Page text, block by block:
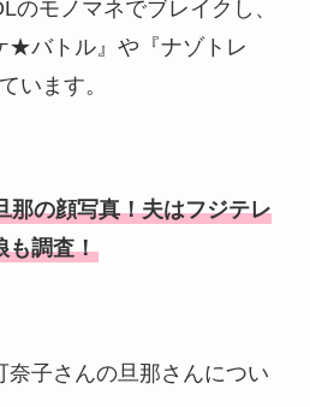
のモノマネでブレイクし、
★バトル』や『ナゾトレ
います。
那の顔写真！夫はフジテレ
も調査！
奈子さんの旦那さんについ